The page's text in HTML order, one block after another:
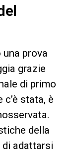
prova
grazie
di primo
stata, è
della
di adattarsi